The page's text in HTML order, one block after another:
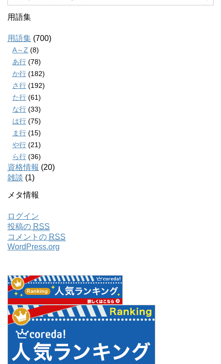
用語集
用語集 (700)
A～Z (8)
あ行 (78)
か行 (182)
さ行 (192)
た行 (61)
な行 (33)
は行 (75)
ま行 (15)
や行 (21)
ら行 (36)
資格情報 (20)
雑談 (1)
メタ情報
ログイン
投稿の RSS
コメントの RSS
WordPress.org